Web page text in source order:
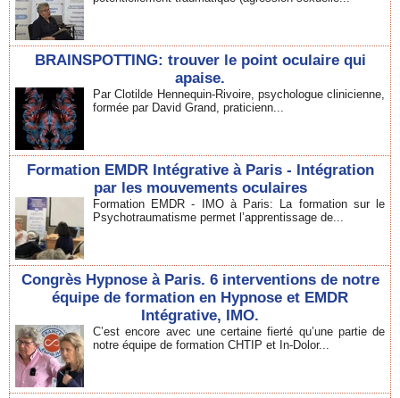
BRAINSPOTTING: trouver le point oculaire qui
apaise.
Par Clotilde Hennequin-Rivoire, psychologue clinicienne,
formée par David Grand, praticienn...
Formation EMDR Intégrative à Paris - Intégration
par les mouvements oculaires
Formation EMDR - IMO à Paris: La formation sur le
Psychotraumatisme permet l’apprentissage de...
Congrès Hypnose à Paris. 6 interventions de notre
équipe de formation en Hypnose et EMDR
Intégrative, IMO.
C’est encore avec une certaine fierté qu’une partie de
notre équipe de formation CHTIP et In-Dolor...